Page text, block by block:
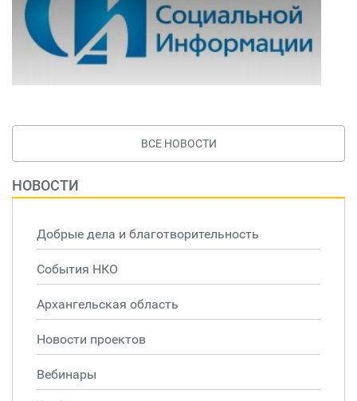
ВСЕ НОВОСТИ
НОВОСТИ
Добрые дела и благотворительность
События НКО
Архангельская область
Новости проектов
Вебинары